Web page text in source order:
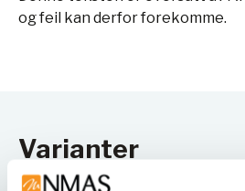
og feil kan derfor forekomme.
Varianter